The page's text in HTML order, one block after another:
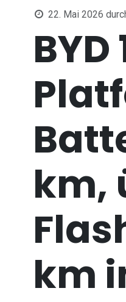
22. Mai 2026
km,
km